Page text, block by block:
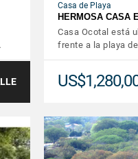
Casa de Playa
HERMOSA CASA
Casa Ocotal está
frente a la playa